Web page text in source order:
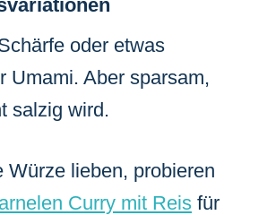
oder etwas
Umami. Aber sparsam,
salzig wird.
Würze lieben, probieren
Curry mit Reis für